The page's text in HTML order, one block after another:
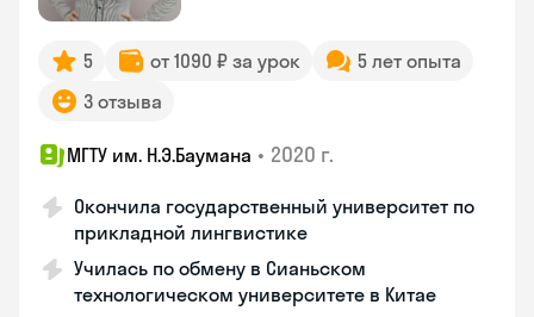
5 от 1090 ₽ за урок
5 лет опыта
3 отзыва
МГТУ им. Н.Э.Баумана • 2020 г.
Окончила государственный университет по
прикладной лингвистике
Училась по обмену в Сианьском
технологическом университете в Китае